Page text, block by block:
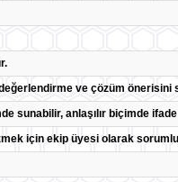
ve çözüm
sunabilir, anlaşılır biçimde
için ekip üyesi olarak